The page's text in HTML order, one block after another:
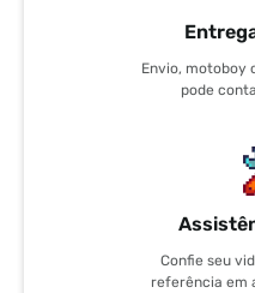
Envio, motoboy
pode
Confie seu
referência em